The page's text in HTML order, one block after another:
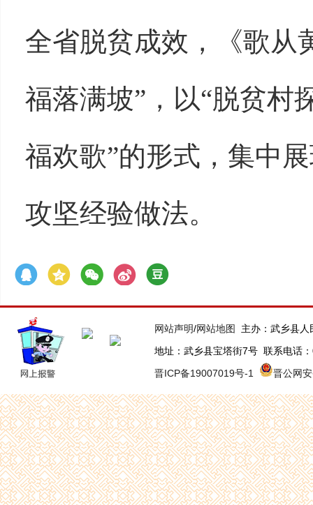
全省脱贫成效，《歌从
福落满坡”，以“脱贫村
福欢歌”的形式，集中
攻坚经验做法。
网站声明/网站地图
主办：武乡县
地址：武乡县宝塔街7号 联系电话
晋ICP备19007019号-1
晋公网